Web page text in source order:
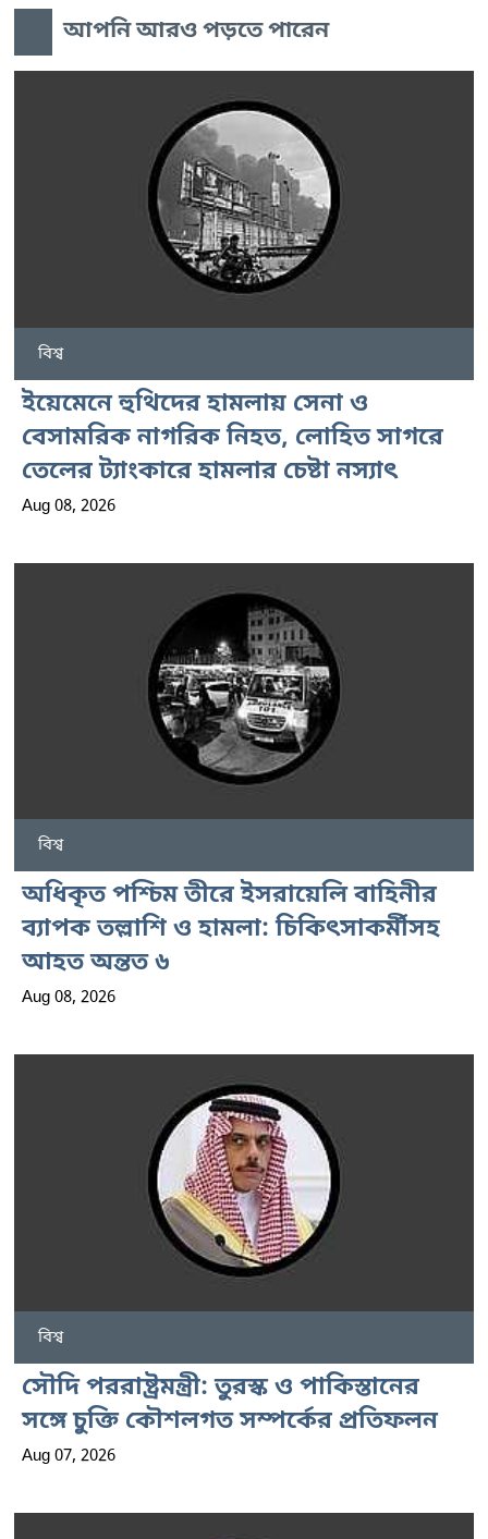
আপনি আরও পড়তে পারেন
বিশ্ব
ইয়েমেনে হুথিদের হামলায় সেনা ও
বেসামরিক নাগরিক নিহত, লোহিত সাগরে
তেলের ট্যাংকারে হামলার চেষ্টা নস্যাৎ
Aug 08, 2026
বিশ্ব
অধিকৃত পশ্চিম তীরে ইসরায়েলি বাহিনীর
ব্যাপক তল্লাশি ও হামলা: চিকিৎসাকর্মীসহ
আহত অন্তত ৬
Aug 08, 2026
বিশ্ব
সৌদি পররাষ্ট্রমন্ত্রী: তুরস্ক ও পাকিস্তানের
সঙ্গে চুক্তি কৌশলগত সম্পর্কের প্রতিফলন
Aug 07, 2026